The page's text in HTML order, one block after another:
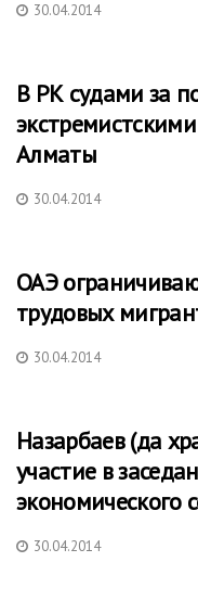
30.04.2014
В РК судами за
Алматы
30.04.2014
ОАЭ
трудовых
30.04.2014
Назарбаев (да
участие в
экономического
30.04.2014